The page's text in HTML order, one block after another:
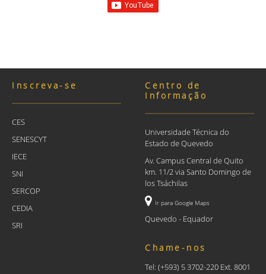
Inscreva-se
CES
SENESCYT
IECE
SNI
SERCOP
CEDIA
SRI
Centro de
Informação
Universidade Técnica do
Estado de Quevedo
Av. Campus Central de Quito
km. 11/2 via Santo Domingo de
los Tsáchilas
Ir para Google Maps
Quevedo - Equador
Chame-nos
Tel: (+593) 5 3702-220 Ext. 8001